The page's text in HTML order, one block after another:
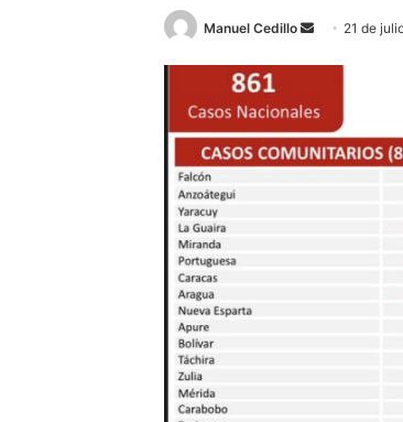
Manuel Cedillo
Send21 de